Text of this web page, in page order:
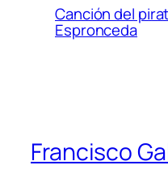
Canción del
Espronceda
Francisco